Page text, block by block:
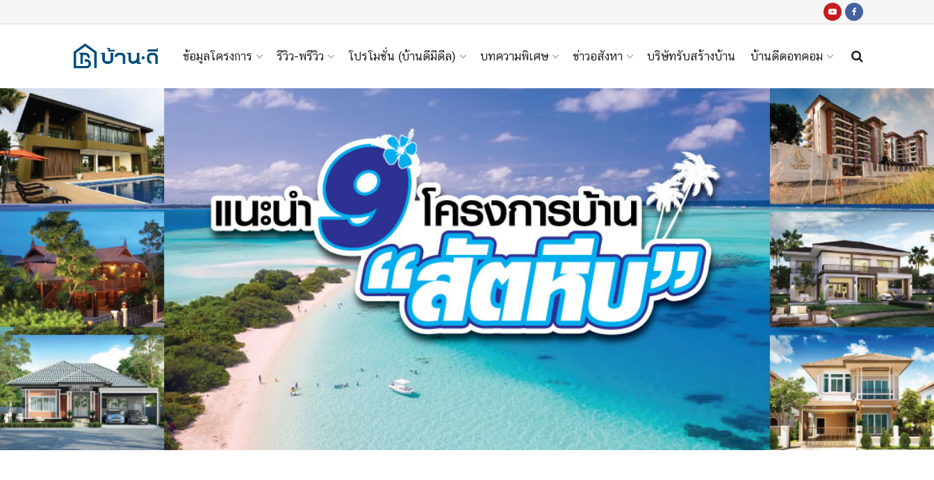
ข้อมูลโครงการ รีวิว-พรีวิว โปรโมชั่น (บ้านดีมีดีล) บทความพิเศษ ข่าวอสังหา บริษัทรับสร้างบ้าน บ้านดีดอทคอม